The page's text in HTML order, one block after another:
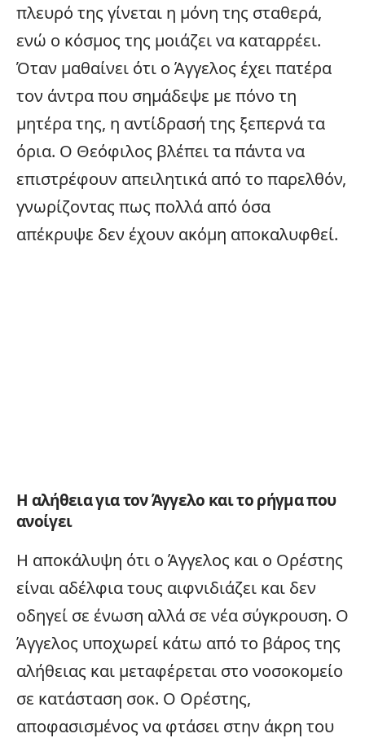
πλευρό της γίνεται η μόνη της σταθερά,
ενώ ο κόσμος της μοιάζει να καταρρέει.
Όταν μαθαίνει ότι ο Άγγελος έχει πατέρα
τον άντρα που σημάδεψε με πόνο τη
μητέρα της, η αντίδρασή της ξεπερνά τα
όρια. Ο Θεόφιλος βλέπει τα πάντα να
επιστρέφουν απειλητικά από το παρελθόν,
γνωρίζοντας πως πολλά από όσα
απέκρυψε δεν έχουν ακόμη αποκαλυφθεί.
Η αλήθεια για τον Άγγελο και το ρήγμα που
ανοίγει
Η αποκάλυψη ότι ο Άγγελος και ο Ορέστης
είναι αδέλφια τους αιφνιδιάζει και δεν
οδηγεί σε ένωση αλλά σε νέα σύγκρουση. Ο
Άγγελος υποχωρεί κάτω από το βάρος της
αλήθειας και μεταφέρεται στο νοσοκομείο
σε κατάσταση σοκ. Ο Ορέστης,
αποφασισμένος να φτάσει στην άκρη του